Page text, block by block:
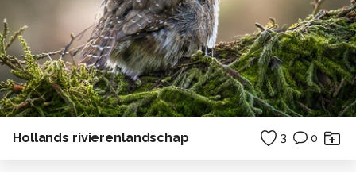
Hollands rivierenlandschap 3 0